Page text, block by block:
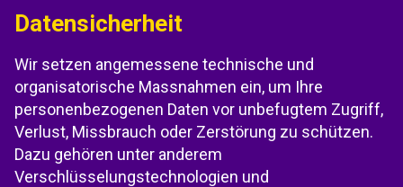
Datensicherheit
Wir setzen angemessene technische und
organisatorische Massnahmen ein, um Ihre
personenbezogenen Daten vor unbefugtem Zugriff,
Verlust, Missbrauch oder Zerstörung zu schützen.
Dazu gehören unter anderem
Verschlüsselungstechnologien und